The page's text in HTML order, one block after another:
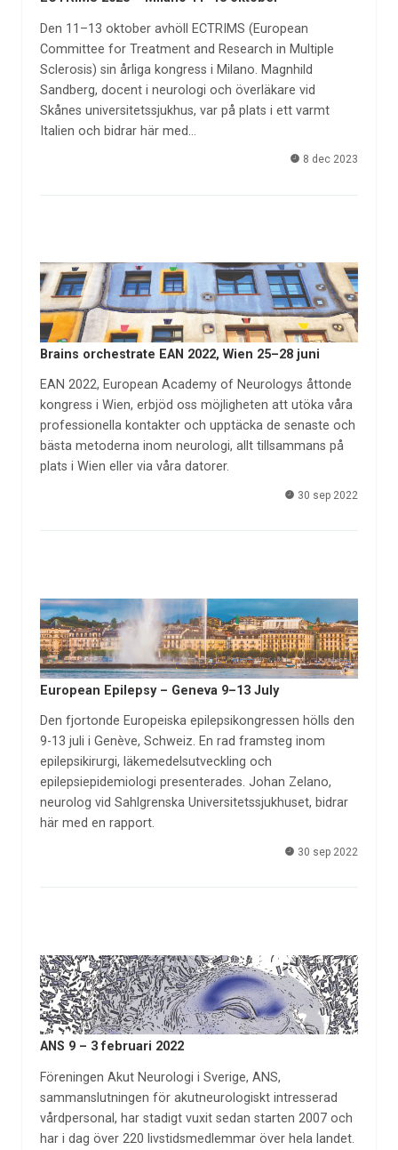
Den 11–13 oktober avhöll ECTRIMS (European
Committee for Treatment and Research in Multiple
Sclerosis) sin årliga kongress i Milano. Magnhild
Sandberg, docent i neurologi och överläkare vid
Skånes universitetssjukhus, var på plats i ett varmt
Italien och bidrar här med…
8 dec 2023
Brains orchestrate EAN 2022, Wien 25–28 juni
EAN 2022, European Academy of Neurologys åttonde
kongress i Wien, erbjöd oss möjligheten att utöka våra
professionella kontakter och upptäcka de senaste och
bästa metoderna inom neurologi, allt tillsammans på
plats i Wien eller via våra datorer.
30 sep 2022
European Epilepsy – Geneva 9–13 July
Den fjortonde Europeiska epilepsikongressen hölls den
9-13 juli i Genève, Schweiz. En rad framsteg inom
epilepsikirurgi, läkemedelsutveckling och
epilepsiepidemiologi presenterades. Johan Zelano,
neurolog vid Sahlgrenska Universitetssjukhuset, bidrar
här med en rapport.
30 sep 2022
ANS 9 – 3 februari 2022
Föreningen Akut Neurologi i Sverige, ANS,
sammanslutningen för akutneurologiskt intresserad
vårdpersonal, har stadigt vuxit sedan starten 2007 och
har i dag över 220 livstidsmedlemmar över hela landet.